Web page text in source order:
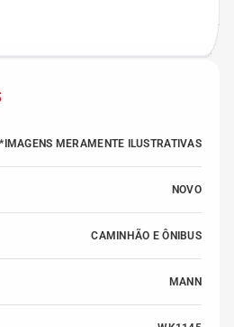
*IMAGENS MERAMENTE ILUSTRATIVAS
NOVO
CAMINHÃO E ÔNIBUS
MANN